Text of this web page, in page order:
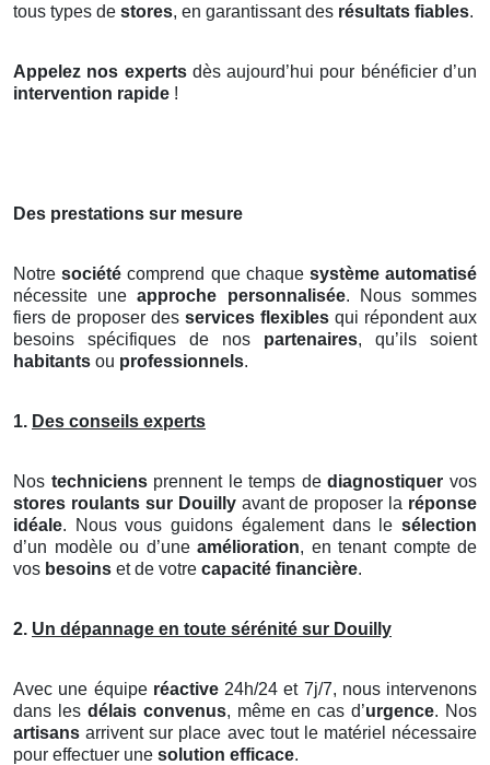
tous types de stores, en garantissant des résultats fiables.
Appelez nos expertsdès aujourd’hui pour bénéficier d’un
intervention rapide !
Des prestations sur mesure
Notresociété comprend que chaque système automatisé
nécessite uneapproche personnalisée. Nous sommes
fiers de proposer des services flexibles qui répondent aux
besoins spécifiques de nos partenaires, qu’ils soient
habitants ou professionnels.
1. Des conseils experts
Nos techniciensprennent le temps dediagnostiquer vos
stores roulants sur Douilly avant de proposer la réponse
idéale. Nous vous guidons également dans le sélection
d’un modèle ou d’une amélioration, en tenant compte de
vos besoins et de votre capacité financière.
2. Un dépannage en toute sérénité sur Douilly
Avec une équipe réactive24h/24 et 7j/7, nous intervenons
dans les délais convenus, même en cas d’urgence. Nos
artisans arrivent sur place avec tout le matériel nécessaire
pour effectuer une solution efficace.